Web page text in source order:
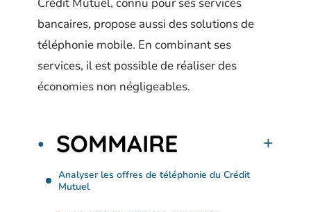
bancaires, propose aussi des solutions de
téléphonie mobile. En combinant ses
services, il est possible de réaliser des
économies non négligeables.
SOMMAIRE
Analyser les offres de téléphonie du Crédit
Mutuel